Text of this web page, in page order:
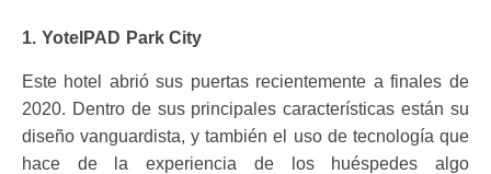
1. YotelPAD Park City
Este hotel abrió sus puertas recientemente a finales de
2020. Dentro de sus principales características están su
diseño vanguardista, y también el uso de tecnología que
hace de la experiencia de los huéspedes algo